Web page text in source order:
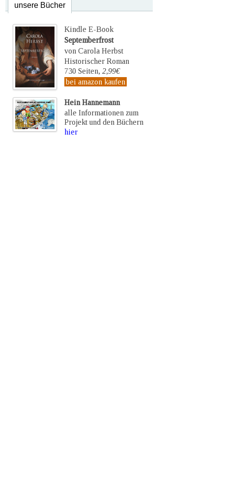
unsere Bücher
Kindle E-Book
Septemberfrost
von Carola Herbst
Historischer Roman
730 Seiten, 2,99€
bei amazon kaufen
Hein Hannemann
alle Informationen zum
Projekt und den Büchern
hier